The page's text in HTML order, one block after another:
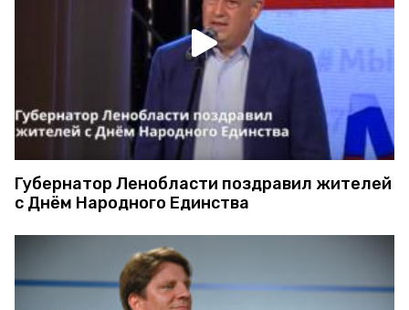
Губернатор Ленобласти поздравил жителей
с Днём Народного Единства